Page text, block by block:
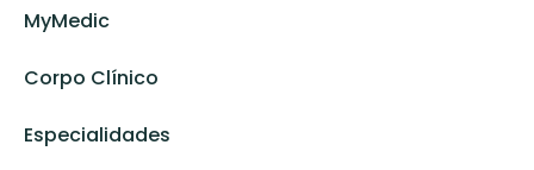
MyMedic
Corpo Clínico
Especialidades